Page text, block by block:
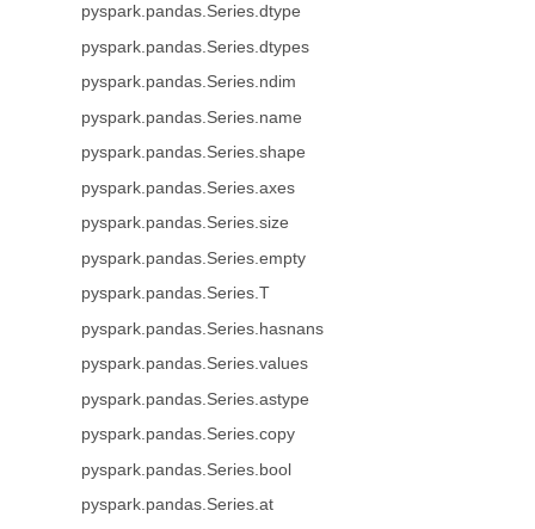
pyspark.pandas.Series.dtype
pyspark.pandas.Series.dtypes
pyspark.pandas.Series.ndim
pyspark.pandas.Series.name
pyspark.pandas.Series.shape
pyspark.pandas.Series.axes
pyspark.pandas.Series.size
pyspark.pandas.Series.empty
pyspark.pandas.Series.T
pyspark.pandas.Series.hasnans
pyspark.pandas.Series.values
pyspark.pandas.Series.astype
pyspark.pandas.Series.copy
pyspark.pandas.Series.bool
pyspark.pandas.Series.at